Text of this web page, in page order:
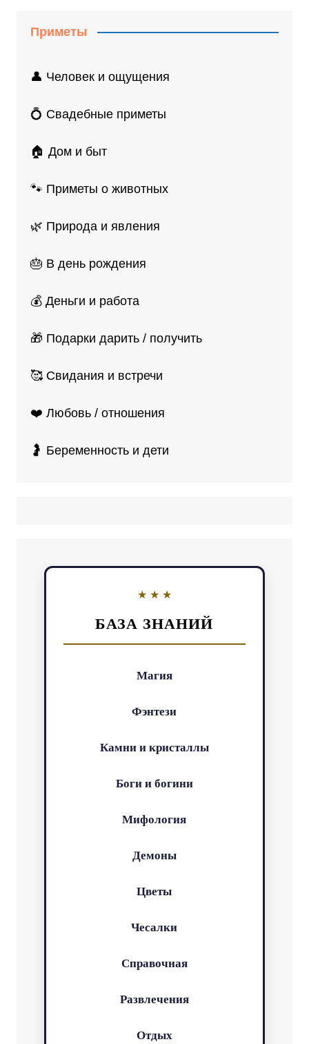
Приметы
👤 Человек и ощущения
💍 Свадебные приметы
🏠 Дом и быт
🐾 Приметы о животных
🌿 Природа и явления
🎂 В день рождения
💰 Деньги и работа
🎁 Подарки дарить / получить
🥰 Свидания и встречи
❤️ Любовь / отношения
🤰 Беременность и дети
БАЗА ЗНАНИЙ
Магия
Фэнтези
Камни и кристаллы
Боги и богини
Мифология
Демоны
Цветы
Чесалки
Справочная
Развлечения
Отдых